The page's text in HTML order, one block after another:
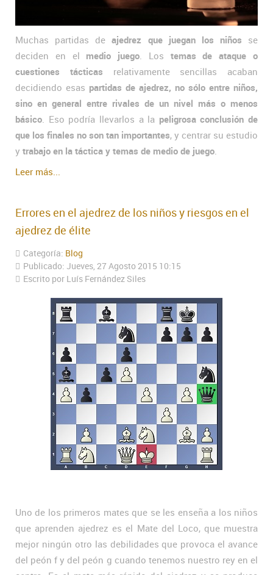
Muchas partidas deajedrez que juegan los niños se
deciden en el medio juego. Los temas de ataque o
cuestiones tácticas relativamente sencillas acaban
decidiendo esas partidas de ajedrez, no sólo entre niños,
sino en general entre rivales de un nivel más o menos
básico. Eso podría llevarlos a la peligrosa conclusión de
que los finales no son tan importantes, y centrar su estudio
y trabajo en la táctica y temas de medio de juego.
Leer más...
Errores en el ajedrez de los niños y riesgos en el
ajedrez de élite
Categoría: Blog
Publicado: Jueves, 27 Agosto 2015 10:15
Escrito por Luís Fernández Siles
Uno de los primeros mates que se les enseña a los niños
que aprenden ajedrez es el Mate del Loco, que muestra
mejor ningún otro las debilidades que provoca el avance
del peón f y del peón g cuando tenemos nuestro rey en el